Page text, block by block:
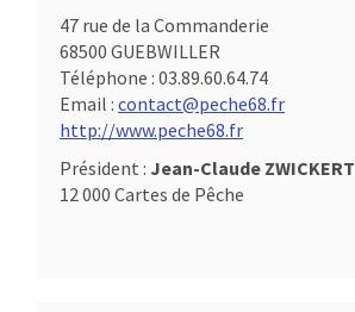
47 rue de la Commanderie
68500 GUEBWILLER
Téléphone : 03.89.60.64.74
Email : contact@peche68.fr
http://www.peche68.fr
Président : Jean-Claude ZWICKERT
12 000 Cartes de Pêche